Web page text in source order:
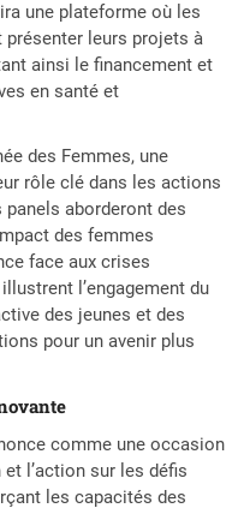
une plateforme où les
leurs projets à
ainsi le financement et
en santé et
des Femmes, une
rôle clé dans les actions
aborderont des
des femmes
face aux crises
l’engagement du
des jeunes et des
pour un avenir plus
comme une occasion
l’action sur les défis
les capacités des